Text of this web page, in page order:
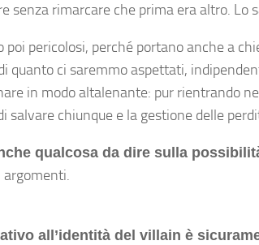
senza rimarcare che prima era altro. Lo
poi pericolosi, perché portano anche a
quanto ci saremmo aspettati,
in modo altalenante: pur rientrando
salvare chiunque e la gestione delle
qualcosa da dire sulla
argomenti.
all’identità del villain è